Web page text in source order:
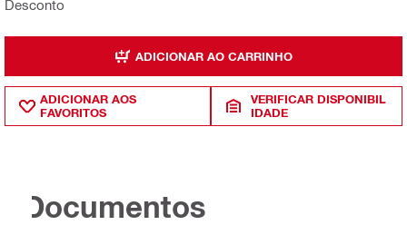
Desconto
ADICIONAR AO CARRINHO
ADICIONAR AOS
FAVORITOS
VERIFICAR DISPONIBIL
IDADE
Documentos